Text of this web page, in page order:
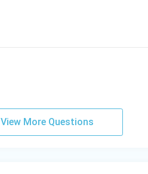
View More Questions